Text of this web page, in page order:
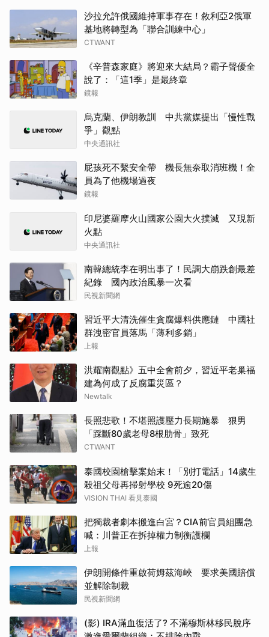
沙拉允許俄國維持軍事存在！敘利亞2俄軍
基地將轉型為「聯合訓練中心」
CTWANT
《辛普森家庭》將迎來大結局？霸子聲優全
說了：「這1季」是最終章
鏡報
烏克蘭、伊朗教訓 中共黨媒提出「慢性戰
爭」觀點
中央通訊社
屁孩死不繫安全帶 機長無奈取消班機！全
員為了他機場過夜
鏡報
印尼婆羅摩火山國家公園大火撲滅 又現新
火點
中央通訊社
南韓總統李在明出事了！民調大崩跌創最差
紀錄 國內政治風暴一次看
民視新聞網
習近平大清洗催生貪腐爆料供應鏈 中國社
群洩密官員落馬「薄利多銷」
上報
洪耀南觀點》五中全會前夕，習近平老巢福
建為何成了反腐重災區？
Newtalk
長照悲歌！不堪照護壓力長期施暴 狠男
「踩斷80歲老母8根肋骨」致死
CTWANT
泰國校園槍擊案始末！「別打電話」14歲生
殺祖父母再掃射學校 9死逾20傷
VISION THAI 看見泰國
把獨裁者劇本搬進白宮？CIA前官員組團急
喊：川普正在拆掉權力制衡護欄
上報
伊朗開條件重啟荷姆茲海峽 要求美國賠償
並解除制裁
民視新聞網
(影) IRA滿血復活了? 不滿穆斯林移民脫序